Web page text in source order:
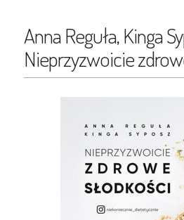
Anna Reguła, Kinga
Nieprzyzwoicie